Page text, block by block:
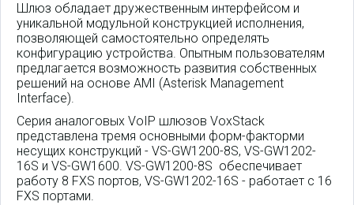
Шлюз обладает дружественным интерфейсом и
уникальной модульной конструкцией исполнения,
позволяющей самостоятельно определять
конфигурацию устройства. Опытным пользователям
предлагается возможность развития собственных
решений на основе AMI (Asterisk Management
Interface).
Серия аналоговых VoIP шлюзов VoxStack
представлена тремя основными форм-факторми
несущих конструкций - VS-GW1200-8S, VS-GW1202-
16S и VS-GW1600. VS-GW1200-8S обеспечивает
работу 8 FXS портов, VS-GW1202-16S - работает с 16
FXS портами.